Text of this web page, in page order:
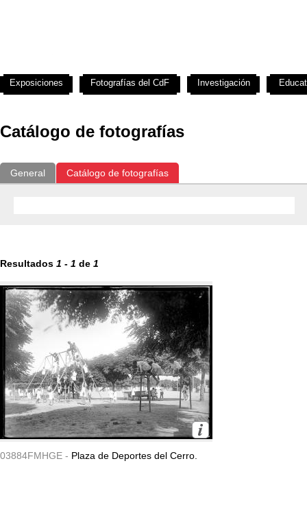
Catálogo de fotografías
General Catálogo de fotografías
Resultados 1 - 1 de 1
03884FMHGE - Plaza de Deportes del Cerro.
Exposiciones Fotografías del CdF Investigación